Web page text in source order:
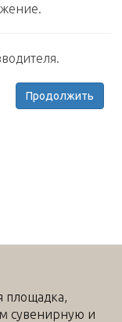
Продолжить
площадка,
сувенирную и